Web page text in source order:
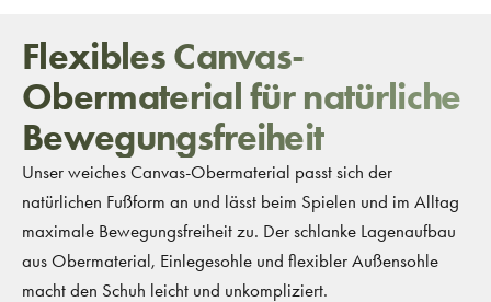
Flexibles Canvas-
Obermaterial für natürliche
Bewegungsfreiheit
Unser weiches Canvas-Obermaterial passt sich der
natürlichen Fußform an und lässt beim Spielen und im Alltag
maximale Bewegungsfreiheit zu. Der schlanke Lagenaufbau
aus Obermaterial, Einlegesohle und flexibler Außensohle
macht den Schuh leicht und unkompliziert.